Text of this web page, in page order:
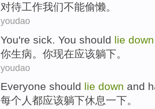
对待工作我们不能偷懒。
youdao
You're sick . You should lie down
你生病 。你现在应该躺下。
youdao
Everyone should lie down and
每个人都应该躺下休息一下。